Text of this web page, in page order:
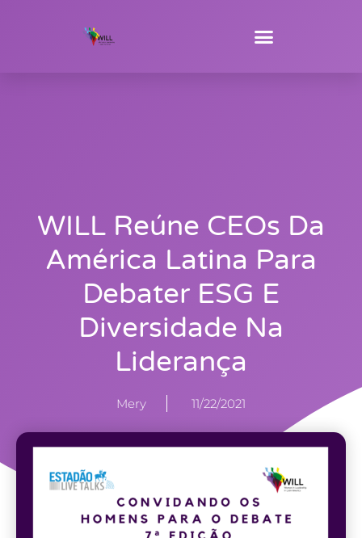
WILL Reúne CEOs Da
América Latina Para
Debater ESG E
Diversidade Na
Liderança
Mery 11/22/2021